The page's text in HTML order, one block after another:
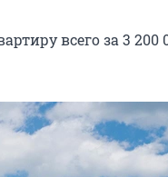
всего за 3 200